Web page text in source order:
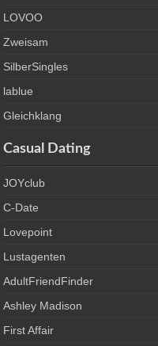
LOVOO
Zweisam
SilberSingles
lablue
Gleichklang
Casual Dating
JOYclub
C-Date
Lovepoint
Lustagenten
AdultFriendFinder
Ashley Madison
First Affair